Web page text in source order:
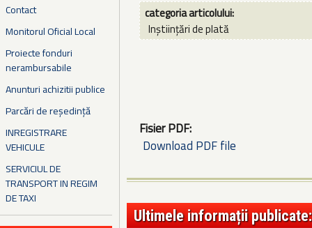
Contact
Monitorul Oficial Local
Proiecte fonduri
nerambursabile
Anunturi achizitii publice
Parcări de reședință
INREGISTRARE
VEHICULE
SERVICIUL DE
TRANSPORT IN REGIM
DE TAXI
categoria articolului:
Inștiințări de plată
Fisier PDF:
Download PDF file
Ultimele informații publicate: